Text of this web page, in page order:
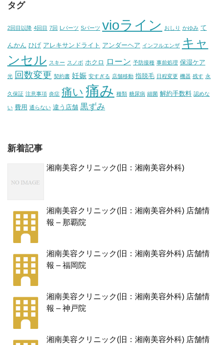
タグ
2回目以降 4回目 7回 Lパーツ Sパーツ vioライン おしり かゆみ て
んかん ひげ アレキサンドライト アンダーヘア インフルエンザ キャ
ンセル スキー スノボ ホクロ ローン 予防接種 事前処理 保湿ケア
光 回数変更 契約書 妊娠 安すぎる 店舗移動 指脱毛 日程変更 機器 残す 永
久保証 注意事項 炎症 痛い 痛み 種類 糖尿病 細菌 解約手数料 認めな
い 費用 通らない 違う店舗 黒ずみ
新着記事
湘南美容クリニック(旧：湘南美容外科)
湘南美容クリニック(旧：湘南美容外科) 店舗情
報 – 那覇院
湘南美容クリニック(旧：湘南美容外科) 店舗情
報 – 福岡院
湘南美容クリニック(旧：湘南美容外科) 店舗情
報 – 神戸院
湘南美容クリニック(旧：湘南美容外科) 店舗情